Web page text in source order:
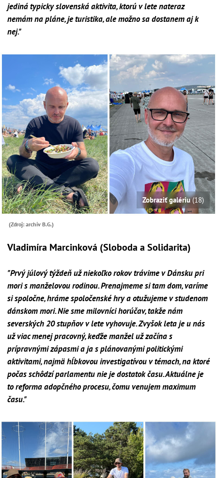
jediná typicky slovenská aktivita, ktorú v lete nateraz
nemám na pláne, je turistika, ale možno sa dostanem aj k
nej."
Zobraziť galériu(18)
(Zdroj: archív B.G.)
Vladimíra Marcinková (Sloboda a Solidarita)
"Prvý júlový týždeň už niekoľko rokov trávime v Dánsku pri
mori s manželovou rodinou. Prenajmeme si tam dom, varíme
si spoločne, hráme spoločenské hry a otužujeme v studenom
dánskom mori. Nie sme milovníci horúčav, takže nám
severských 20 stupňov v lete vyhovuje. Zvyšok leta je u nás
už viac menej pracovný, keďže manžel už začína s
prípravnými zápasmi a ja s plánovanými politickými
aktivitami, najmä hĺbkovou investigatívou v témach, na ktoré
počas schôdzí parlamentu nie je dostatok času. Aktuálne je
to reforma adopčného procesu, čomu venujem maximum
času."